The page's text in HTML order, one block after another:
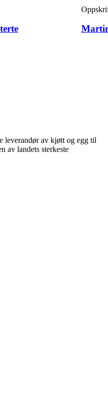
leverandør av kjøtt og egg til
av landets sterkeste